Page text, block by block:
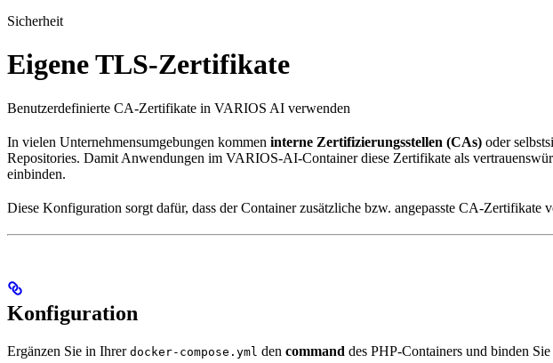
Sicherheit
Eigene TLS-Zertifikate
Benutzerdefinierte CA-Zertifikate in VARIOS AI verwenden
In vielen Unternehmensumgebungen kommen interne Zertifizierungsstellen (CAs) oder
Repositories. Damit Anwendungen im VARIOS-AI-Container diese Zertifikate als
einbinden.
Diese Konfiguration sorgt dafür, dass der Container zusätzliche bzw. angepasste CA-
Konfiguration
Ergänzen Sie in Ihrer docker-compose.yml den command des PHP-Containers und binden